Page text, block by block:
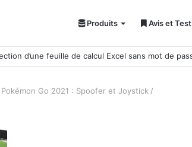
Produits Avis et Test
Excel ? Voici 7 solutions !
Go 2021 : Spoofer et Joystick /